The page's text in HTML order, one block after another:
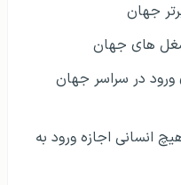
جهان
های جهان
در سراسر جهان
انسانی اجازه ورود به